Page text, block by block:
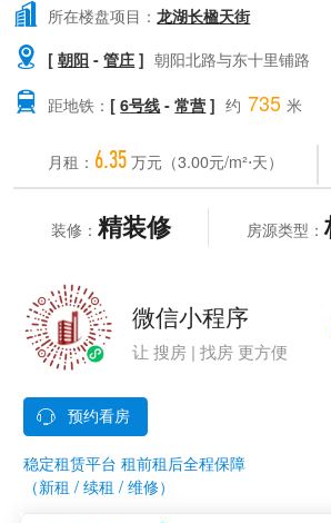
 所在楼盘项目：龙湖长楹天街
 [朝阳 -管庄 ] 朝阳北路与东十里铺路
 距地铁： [6号线 -常营 ] 约 735 米
月租： 6.35 万元（3.00元/m²⋅天）
装修： 精装修 房源类型：
微信小程序
让 搜房 | 找房 更方便
稳定租赁平台 租前租后全程保障
（新租 / 续租 / 维修）
